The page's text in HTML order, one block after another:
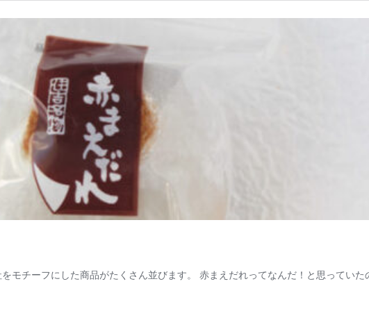
モチーフにした商品がたくさん並びます。 赤まえだれってなんだ！と思ってい